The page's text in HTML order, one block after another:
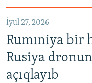
İyul 27, 2026
Rumıniya bir
Rusiya
açıqlayıb